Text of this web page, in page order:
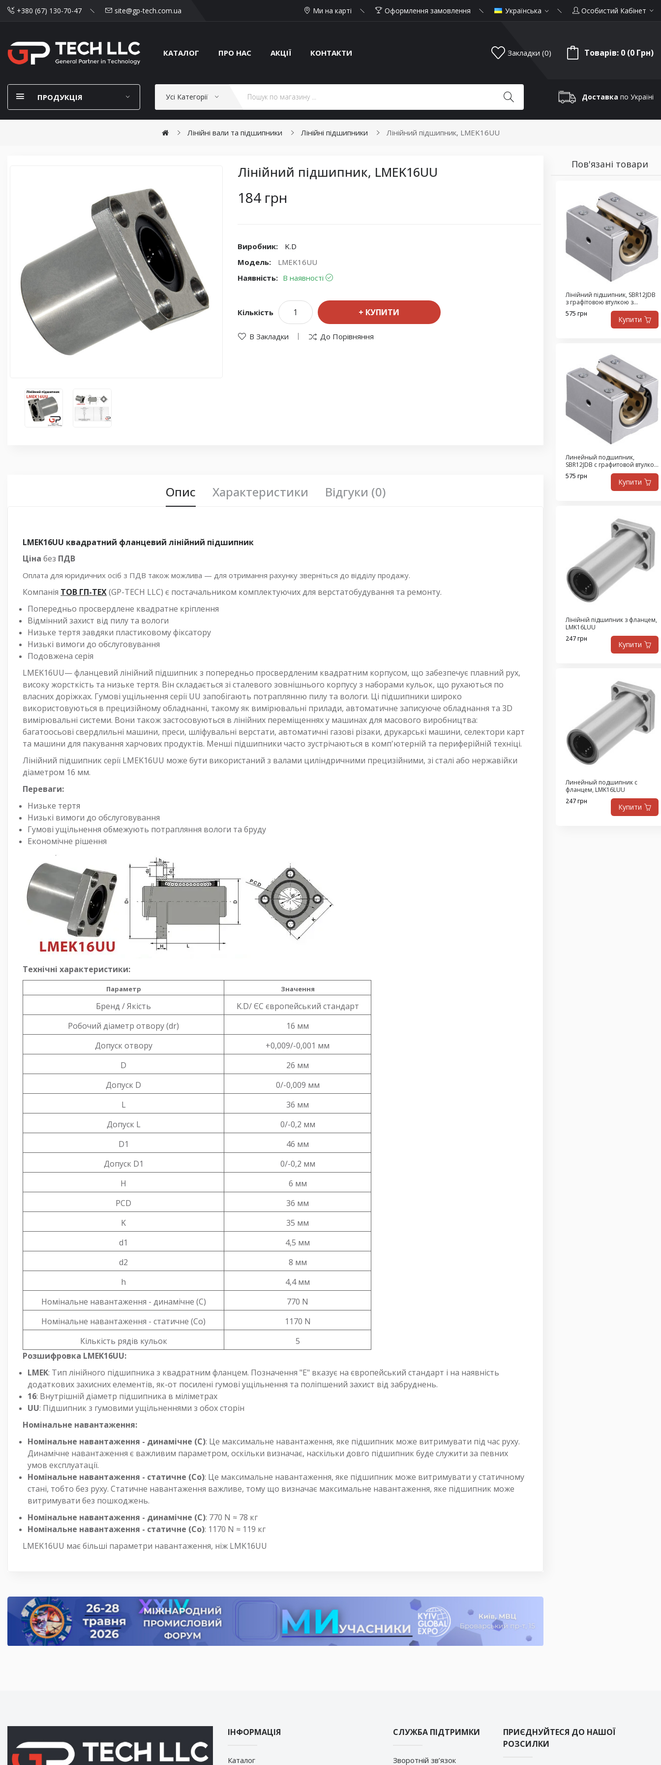
+380 (67) 130-70-47 site@gp-tech.com.ua Ми на карті Оформлення замовлення Українська Особистий Кабінет
КАТАЛОГ ПРО НАС АКЦІЇ КОНТАКТИ Закладки (0) Товарів: 0 (0 Грн)
ПРОДУКЦІЯ Усі Категорії Доставка по Україні
Лінійні вали та підшипники Лінійні підшипники Лінійний підшипник, LMEK16UU
Лінійний підшипник, LMEK16UU
184 грн
Виробник:
K.D
Модель:
LMEK16UU
Наявність: В наявності
Кількість КУПИТИ
В Закладки До Порівняння
Опис Характеристики Відгуки (0)
LMEK16UU квадратний фланцевий лінійний підшипник
Ціна без ПДВ
Оплата для юридичних осіб з ПДВ також можлива — для отримання рахунку зверніться до відділу продажу.
Компанія ТОВ ГП-ТЕХ(GP-TECH LLC) є постачальником комплектуючих для верстатобудування та ремонту.
Попередньо просвердлене квадратне кріплення
Відмінний захист від пилу та вологи
Низьке тертя завдяки пластиковому фіксатору
Низькі вимоги до обслуговування
Подовжена серія
LMEK16UU— фланцевий лінійний підшипник з попередньо просвердленим квадратним корпусом, що забезпечує плавний рух,
високу жорсткість та низьке тертя. Він складається зі сталевого зовнішнього корпусу з наборами кульок, що рухаються по
власних доріжках. Гумові ущільнення серії UU запобігають потраплянню пилу та вологи. Ці підшипники широко
використовуються в прецизійному обладнанні, такому як вимірювальні прилади, автоматичне записуюче обладнання та 3D
вимірювальні системи. Вони також застосовуються в лінійних переміщеннях у машинах для масового виробництва:
багатоосьові свердлильні машини, преси, шліфувальні верстати, автоматичні газові різаки, друкарські машини, селектори карт
та машини для пакування харчових продуктів. Менші підшипники часто зустрічаються в комп'ютерній та периферійній техніці.
Лінійний підшипник серії LMEK16UU може бути використаний з валами циліндричними прецизійними, зі сталі або нержавійки
діаметром 16 мм.
Переваги:
Низьке тертя
Низькі вимоги до обслуговування
Гумові ущільнення обмежують потрапляння вологи та бруду
Економічне рішення
Технічні характеристики:
Параметр Значення
Бренд / Якість
K.D/ ЄС європейський стандарт
Робочий діаметр отвору (dr)
16 мм
Допуск отвору
+0,009/-0,001 мм
D
26 мм
Допуск D
0/-0,009 мм
L
36 мм
Допуск L
0/-0,2 мм
D1
46 мм
Допуск D1
0/-0,2 мм
H
6 мм
PCD
36 мм
K
35 мм
d1
4,5 мм
d2
8 мм
h
4,4 мм
Номінальне навантаження - динамічне (C)
770 N
Номінальне навантаження - статичне (Co)
1170 N
Кількість рядів кульок
5
Розшифровка LMEK16UU:
LMEK: Тип лінійного підшипника з квадратним фланцем. Позначення "E" вказує на європейський стандарт і на наявність
додаткових захисних елементів, як-от посилені гумові ущільнення та поліпшений захист від забруднень.
16: Внутрішній діаметр підшипника в міліметрах
UU: Підшипник з гумовими ущільненнями з обох сторін
Номінальне навантаження:
Номінальне навантаження - динамічне (C): Це максимальне навантаження, яке підшипник може витримувати під час руху.
Динамічне навантаження є важливим параметром, оскільки визначає, наскільки довго підшипник буде служити за певних
умов експлуатації.
Номінальне навантаження - статичне (Co): Це максимальне навантаження, яке підшипник може витримувати у статичному
стані, тобто без руху. Статичне навантаження важливе, тому що визначає максимальне навантаження, яке підшипник може
витримувати без пошкоджень.
Номінальне навантаження - динамічне (C): 770 N ≈ 78 кг
Номінальне навантаження - статичне (Co): 1170 N ≈ 119 кг
LMEK16UU має більші параметри навантаження, ніж LMK16UU
Пов'язані товари
Лінійний підшипник, SBR12JDB
з графітовою втулкою з
високоміцної латуні,
самозмащувальний
575 грн
Купити
Линейный подшипник,
SBR12JDB с графитовой втулкой
из высокопрочной латуни,
самосмазывающийся
575 грн
Купити
Лінійній підшипник з фланцем,
LMK16LUU
247 грн
Купити
Линейный подшипник с
фланцем, LMK16LUU
247 грн
Купити
ІНФОРМАЦІЯ
Каталог
СЛУЖБА ПІДТРИМКИ
Зворотній зв’язок
ПРИЄДНУЙТЕСЯ ДО НАШОЇ
РОЗСИЛКИ